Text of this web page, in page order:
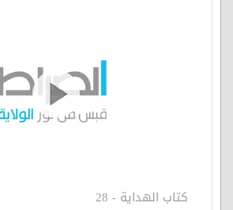
كتاب الهداية - 28